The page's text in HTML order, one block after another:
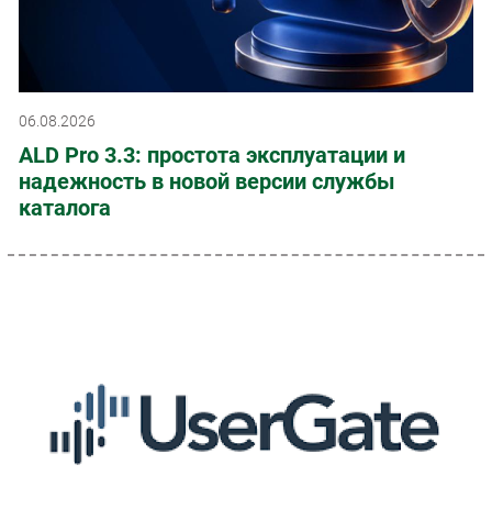
06.08.2026
ALD Pro 3.3: простота эксплуатации и
надежность в новой версии службы
каталога